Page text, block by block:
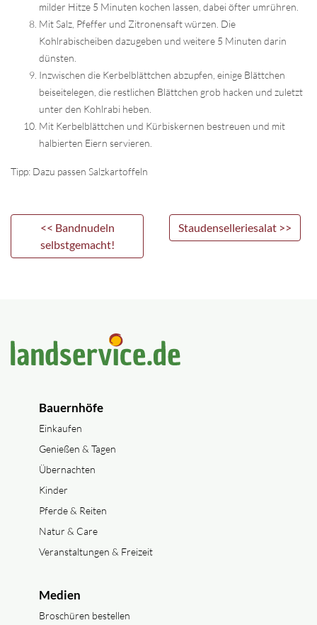
milder Hitze 5 Minuten kochen lassen, dabei öfter umrühren.
Mit Salz, Pfeffer und Zitronensaft würzen. Die
Kohlrabischeiben dazugeben und weitere 5 Minuten darin
dünsten.
Inzwischen die Kerbelblättchen abzupfen, einige Blättchen
beiseitelegen, die restlichen Blättchen grob hacken und zuletzt
unter den Kohlrabi heben.
Mit Kerbelblättchen und Kürbiskernen bestreuen und mit
halbierten Eiern servieren.
Tipp: Dazu passen Salzkartoffeln
<< Bandnudeln
selbstgemacht!
Staudenselleriesalat >>
Bauernhöfe
Einkaufen
Genießen & Tagen
Übernachten
Kinder
Pferde & Reiten
Natur & Care
Veranstaltungen & Freizeit
Medien
Broschüren bestellen